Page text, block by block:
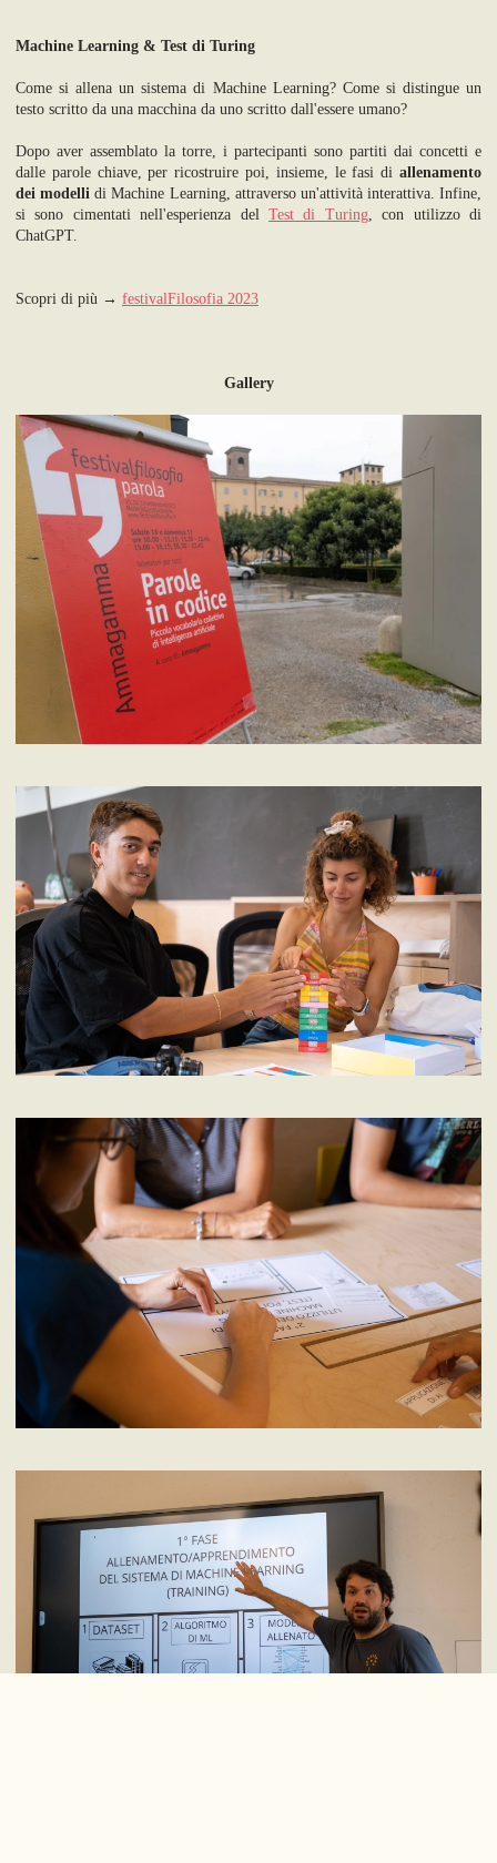
Machine Learning & Test di Turing
Come si allena un sistema di Machine Learning? Come si distingue un
testo scritto da una macchina da uno scritto dall'essere umano?
Dopo aver assemblato la torre, i partecipanti sono partiti dai concetti e
dalle parole chiave, per ricostruire poi, insieme, le fasi di allenamento
dei modelli di Machine Learning, attraverso un'attività interattiva. Infine,
si sono cimentati nell'esperienza del Test di Turing, con utilizzo di
ChatGPT.
Scopri di più → festivalFilosofia 2023
Gallery